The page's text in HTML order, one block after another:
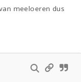
meeloeren dus